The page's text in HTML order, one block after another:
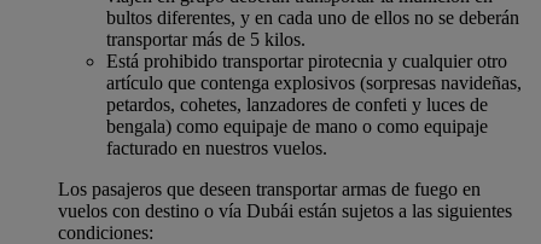
bultos diferentes, y en cada uno de ellos no se deberán
transportar más de 5 kilos.
Está prohibido transportar pirotecnia y cualquier otro
artículo que contenga explosivos (sorpresas navideñas,
petardos, cohetes, lanzadores de confeti y luces de
bengala) como equipaje de mano o como equipaje
facturado en nuestros vuelos.
Los pasajeros que deseen transportar armas de fuego en
vuelos con destino o vía Dubái están sujetos a las siguientes
condiciones: